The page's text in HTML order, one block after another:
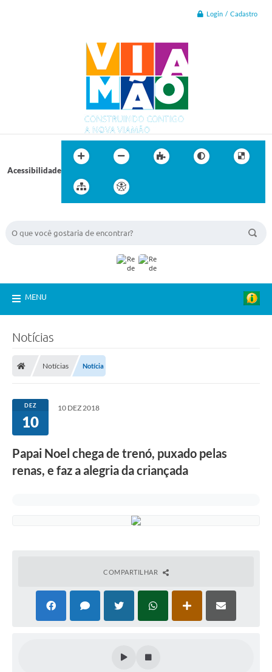
Login / Cadastro
Acessibilidade
MENU
Notícias
Notícias Notícia
DEZ
10
10 DEZ 2018
Papai Noel chega de trenó, puxado pelas
renas, e faz a alegria da criançada
COMPARTILHAR